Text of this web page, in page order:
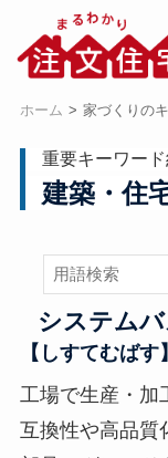
ホーム 家づくりの
重要キーワー
建築・住
システムバ
【しすてむばす】
工場で生産・加
互換性や高品質